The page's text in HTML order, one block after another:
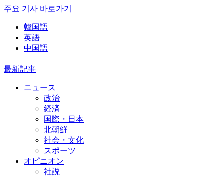
주요 기사 바로가기
韓国語
英語
中国語
最新記事
ニュース
政治
経済
国際・日本
北朝鮮
社会・文化
スポーツ
オピニオン
社説